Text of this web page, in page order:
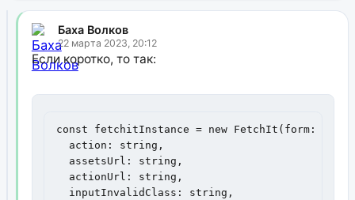
Баха Волков
22 марта 2023, 20:12
Если коротко, то так:
const fetchitInstance = new FetchIt(form:
  action: string,
  assetsUrl: string,
  actionUrl: string,
  inputInvalidClass: string,